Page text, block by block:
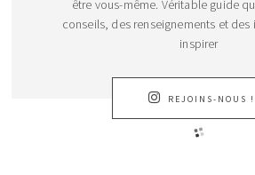
être vous-même. Véritable guide
conseils, des renseignements et
inspirer
REJOINS-NOUS !